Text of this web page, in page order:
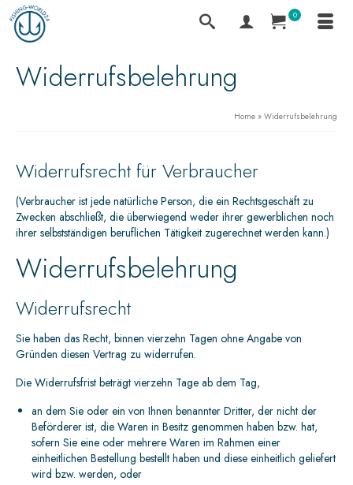
0
Widerrufsbelehrung
Home » Widerrufsbelehrung
Widerrufsrecht für Verbraucher
(Verbraucher ist jede natürliche Person, die ein Rechtsgeschäft zu
Zwecken abschließt, die überwiegend weder ihrer gewerblichen noch
ihrer selbstständigen beruflichen Tätigkeit zugerechnet werden kann.)
Widerrufsbelehrung
Widerrufsrecht
Sie haben das Recht, binnen vierzehn Tagen ohne Angabe von
Gründen diesen Vertrag zu widerrufen.
Die Widerrufsfrist beträgt vierzehn Tage ab dem Tag,
an dem Sie oder ein von Ihnen benannter Dritter, der nicht der
Beförderer ist, die Waren in Besitz genommen haben bzw. hat,
sofern Sie eine oder mehrere Waren im Rahmen einer
einheitlichen Bestellung bestellt haben und diese einheitlich geliefert
wird bzw. werden, oder